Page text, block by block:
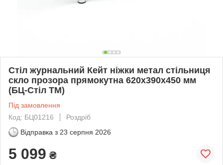
Стіл журнальний Кейт ніжки метал стільниця
скло прозора прямокутна 620х390х450 мм
(БЦ-Стіл TM)
Під замовлення
Код: БЦ01216
Роздріб
Відправка з 23 серпня 2026
5 099 ₴